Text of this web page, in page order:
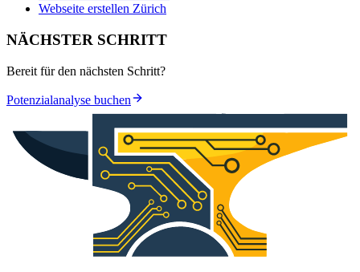
Webseite erstellen Zürich
NÄCHSTER SCHRITT
Bereit für den nächsten Schritt?
Potenzialanalyse buchen